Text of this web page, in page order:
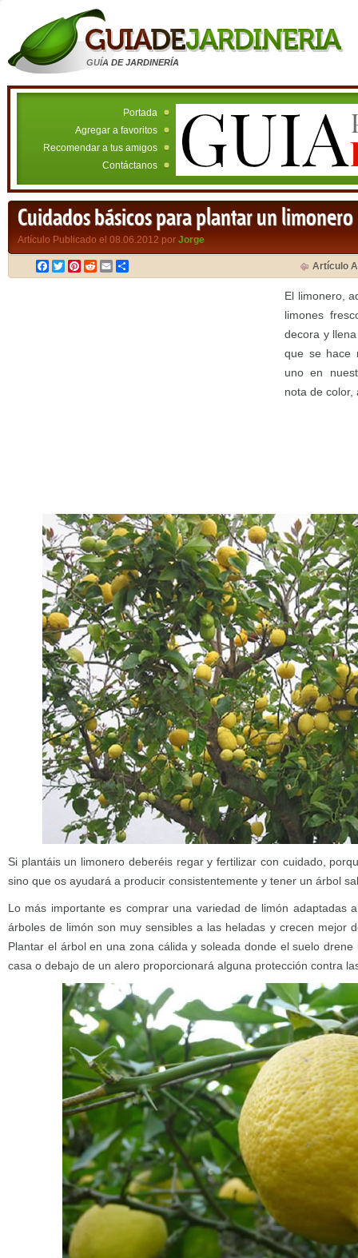
GUÍA DE JARDINERÍA
Portada
Agregar a favoritos
Recomendar a tus amigos
Contáctanos
Cuidados básicos para plantar un limonero
Artículo Publicado el 08.06.2012 por Jorge
Facebook
TwitterPinterest
RedditEmail Artículo
El limonero,
limones
decora y
que se hace
uno en
nota de color,
Si plantáis un limonero deberéis regar y fertilizar con cuidado,
sino que os ayudará a producir consistentemente y tener un árbol
Lo más importante es comprar una variedad de limón adaptadas
árboles de limón son muy sensibles a las heladas y crecen mejor
Plantar el árbol en una zona cálida y soleada donde el suelo
casa o debajo de un alero proporcionará alguna protección contra